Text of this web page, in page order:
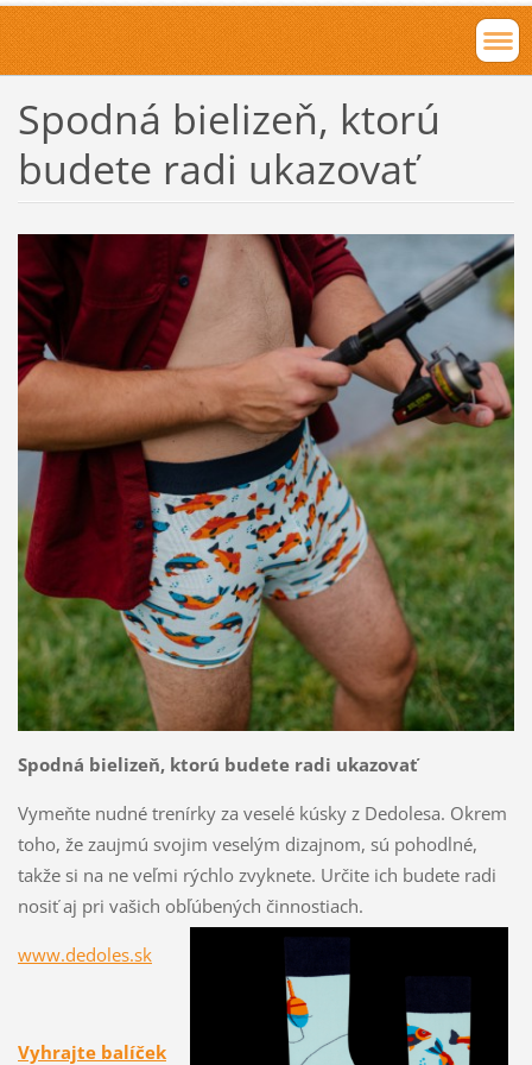
Spodná bielizeň, ktorú
budete radi ukazovať
Spodná bielizeň, ktorú budete radi ukazovať
Vymeňte nudné trenírky za veselé kúsky z Dedolesa. Okrem
toho, že zaujmú svojim veselým dizajnom, sú pohodlné,
takže si na ne veľmi rýchlo zvyknete. Určite ich budete radi
nosiť aj pri vašich obľúbených činnostiach.
www.dedoles.sk
Vyhrajte balíček